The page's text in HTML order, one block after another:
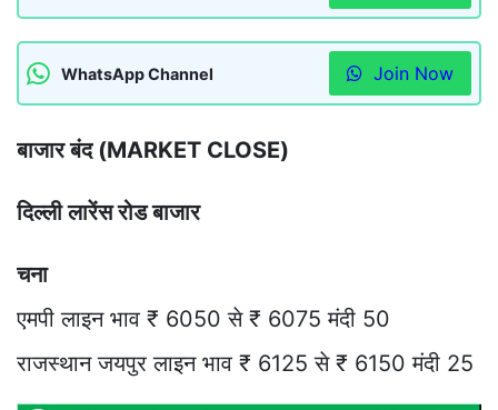
WhatsApp Channel Join Now
बाजार बंद (MARKET CLOSE)
दिल्ली लारेंस रोड बाजार
चना
एमपी लाइन भाव ₹ 6050 से ₹ 6075 मंदी 50
राजस्थान जयपुर लाइन भाव ₹ 6125 से ₹ 6150 मंदी 25